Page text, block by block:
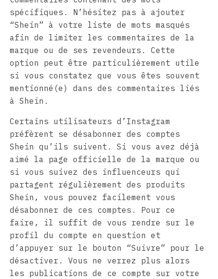
spécifiques. N’hésitez pas à ajouter
“Shein” à votre liste de mots masqués
afin de limiter les commentaires de la
marque ou de ses revendeurs. Cette
option peut être particulièrement utile
si vous constatez que vous êtes souvent
mentionné(e) dans des commentaires liés
à Shein.
Certains utilisateurs d’Instagram
préfèrent se désabonner des comptes
Shein qu’ils suivent. Si vous avez déjà
aimé la page officielle de la marque ou
si vous suivez des influenceurs qui
partagent régulièrement des produits
Shein, vous pouvez facilement vous
désabonner de ces comptes. Pour ce
faire, il suffit de vous rendre sur le
profil du compte en question et
d’appuyer sur le bouton “Suivre” pour le
désactiver. Vous ne verrez plus alors
les publications de ce compte sur votre